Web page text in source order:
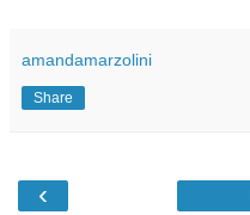
amandamarzolini
Share
‹